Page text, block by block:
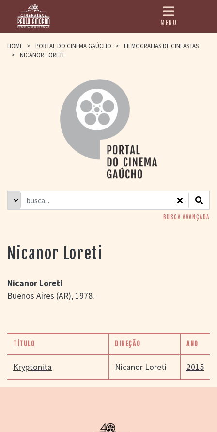
HOME
PAULO AMORIM
> HOMENAGEADOS
> EQUIPE
> ASSOCIAÇÃO DOS
> BIBLIOTECA
ROMEU GRIMALDI
> GRADE SEMANAL
> PREÇOS E
DESCONTOS
PORTAL DO
CINEMA GAÚCHO
> BUSCA AVANÇADA
> LISTA DE FILMES
> BIBLIOGRAFIAS
CONTATO E
LOCALIZAÇÃO
MENU
HOME > PORTAL DO CINEMA GAÚCHO >
FILMOGRAFIAS DE CINEASTAS
>
NICANOR LORETI
BUSCA AVANÇADA
Nicanor Loreti
Nicanor Loreti
Buenos Aires (AR), 1978.
TÍTULO DIREÇÃO ANO
Kryptonita Nicanor Loreti 2015